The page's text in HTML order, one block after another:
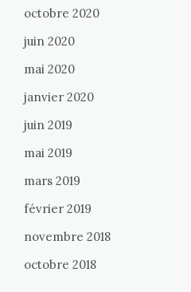
octobre 2020
juin 2020
mai 2020
janvier 2020
juin 2019
mai 2019
mars 2019
février 2019
novembre 2018
octobre 2018